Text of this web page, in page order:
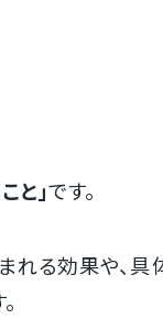
と」です。
る効果や、具